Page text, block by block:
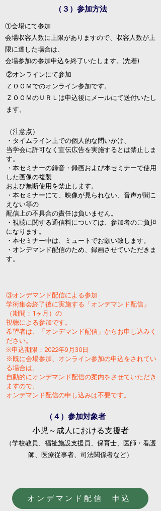
（３）参加方法
②オンラインにて参加
ＺＯＯＭでのオンライン参加です。
ＺＯＯＭのＵＲＬは申込後にメールにて送付いたし
ます。
（注意点）
・タイムライン上での個人的な問いかけ、
当学会に許可なく宣伝広告を実施するとは禁止しま
す。
・本セミナーの録音・録画および本セミナーで使用
した画像の複製
および無断使用を禁止します。
・本セミナーにて、映像が見られない、音声が聞こ
えない等の
配信上の不具合の責任は負いません。
・視聴に関する通信料については、参加者のご負担
になります。
・本セミナー中は、ミュートでお願い致します。
​・オンデマンド配信のため、録画させていただきま
す。
③オンデマンド配信による参加
学術集会終了後に実施する「オンデマンド配信」
（期間：1ヶ月）の
視聴による参加です。
希望者は、「オンデマンド配信」からお申し込みく
ださい。
※申込期限：2022年9月30日
※既に会場参加、オンライン参加の申込をされてい
る場合は、
自動的にオンデマンド配信の案内をさせていただき
ますので、
オンデマンド配信の申し込みは不要です。
①会場にて参加
会場収容人数に上限がありますので、収容人数が上
限に達した場合は、
​会場参加の参加申込を終了いたします。(先着)
（４）参加対象者
小児～成人における支援者
（学校教員、福祉施設支援員、保育士、医師・看護
師、医療従事者、司法関係者など）
オンデマンド配信 申込